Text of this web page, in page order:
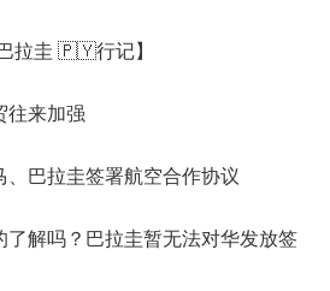
拉圭 🇵🇾行记】
往来加强
、巴拉圭签署航空合作协议
了解吗？巴拉圭暂无法对华发放签